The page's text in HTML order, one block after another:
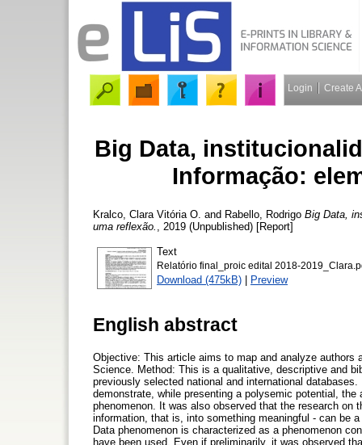
Login Create
Big Data,
Informação:
Kralco, Clara Vitória O. and Rabello, Rodrigo Big Data,
uma reflexão.
, 2019 (Unpublished) [Report]
Text
Relatório final_proic edital 2018-
Download (475kB) | Preview
English abstract
Objective: This article aims to map and analyze
Science. Method: This is a qualitative, descriptive and
previously selected national and international
demonstrate, while presenting a polysemic potential,
phenomenon. It was also observed that the research
information, that is, into something meaningful - can be
Data phenomenon is characterized as a phenomenon
have been used. Even if preliminarily, it was observed